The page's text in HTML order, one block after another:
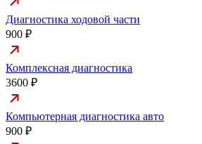
Диагностика ходовой части
900 ₽
Комплексная диагностика
3600 ₽
Компьютерная диагностика авто
900 ₽